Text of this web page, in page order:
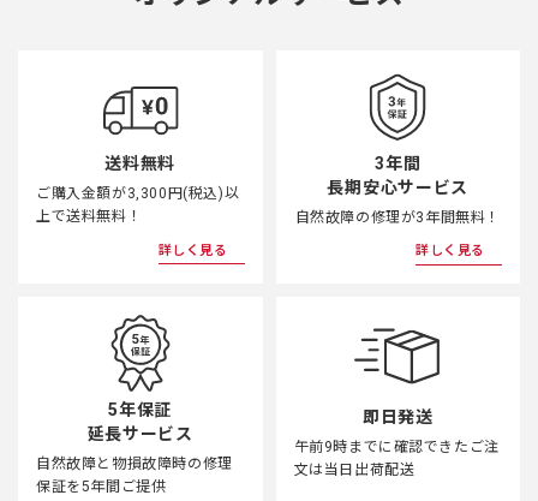
送料無料
ご購入金額が3,300円(税込)以
上で送料無料！
詳しく見る
3年間
長期安心サービス
自然故障の修理が3年間無料！
詳しく見る
5年保証
延長サービス
自然故障と物損故障時の修理
保証を5年間ご提供
即日発送
午前9時までに確認できたご注
文は当日出荷配送